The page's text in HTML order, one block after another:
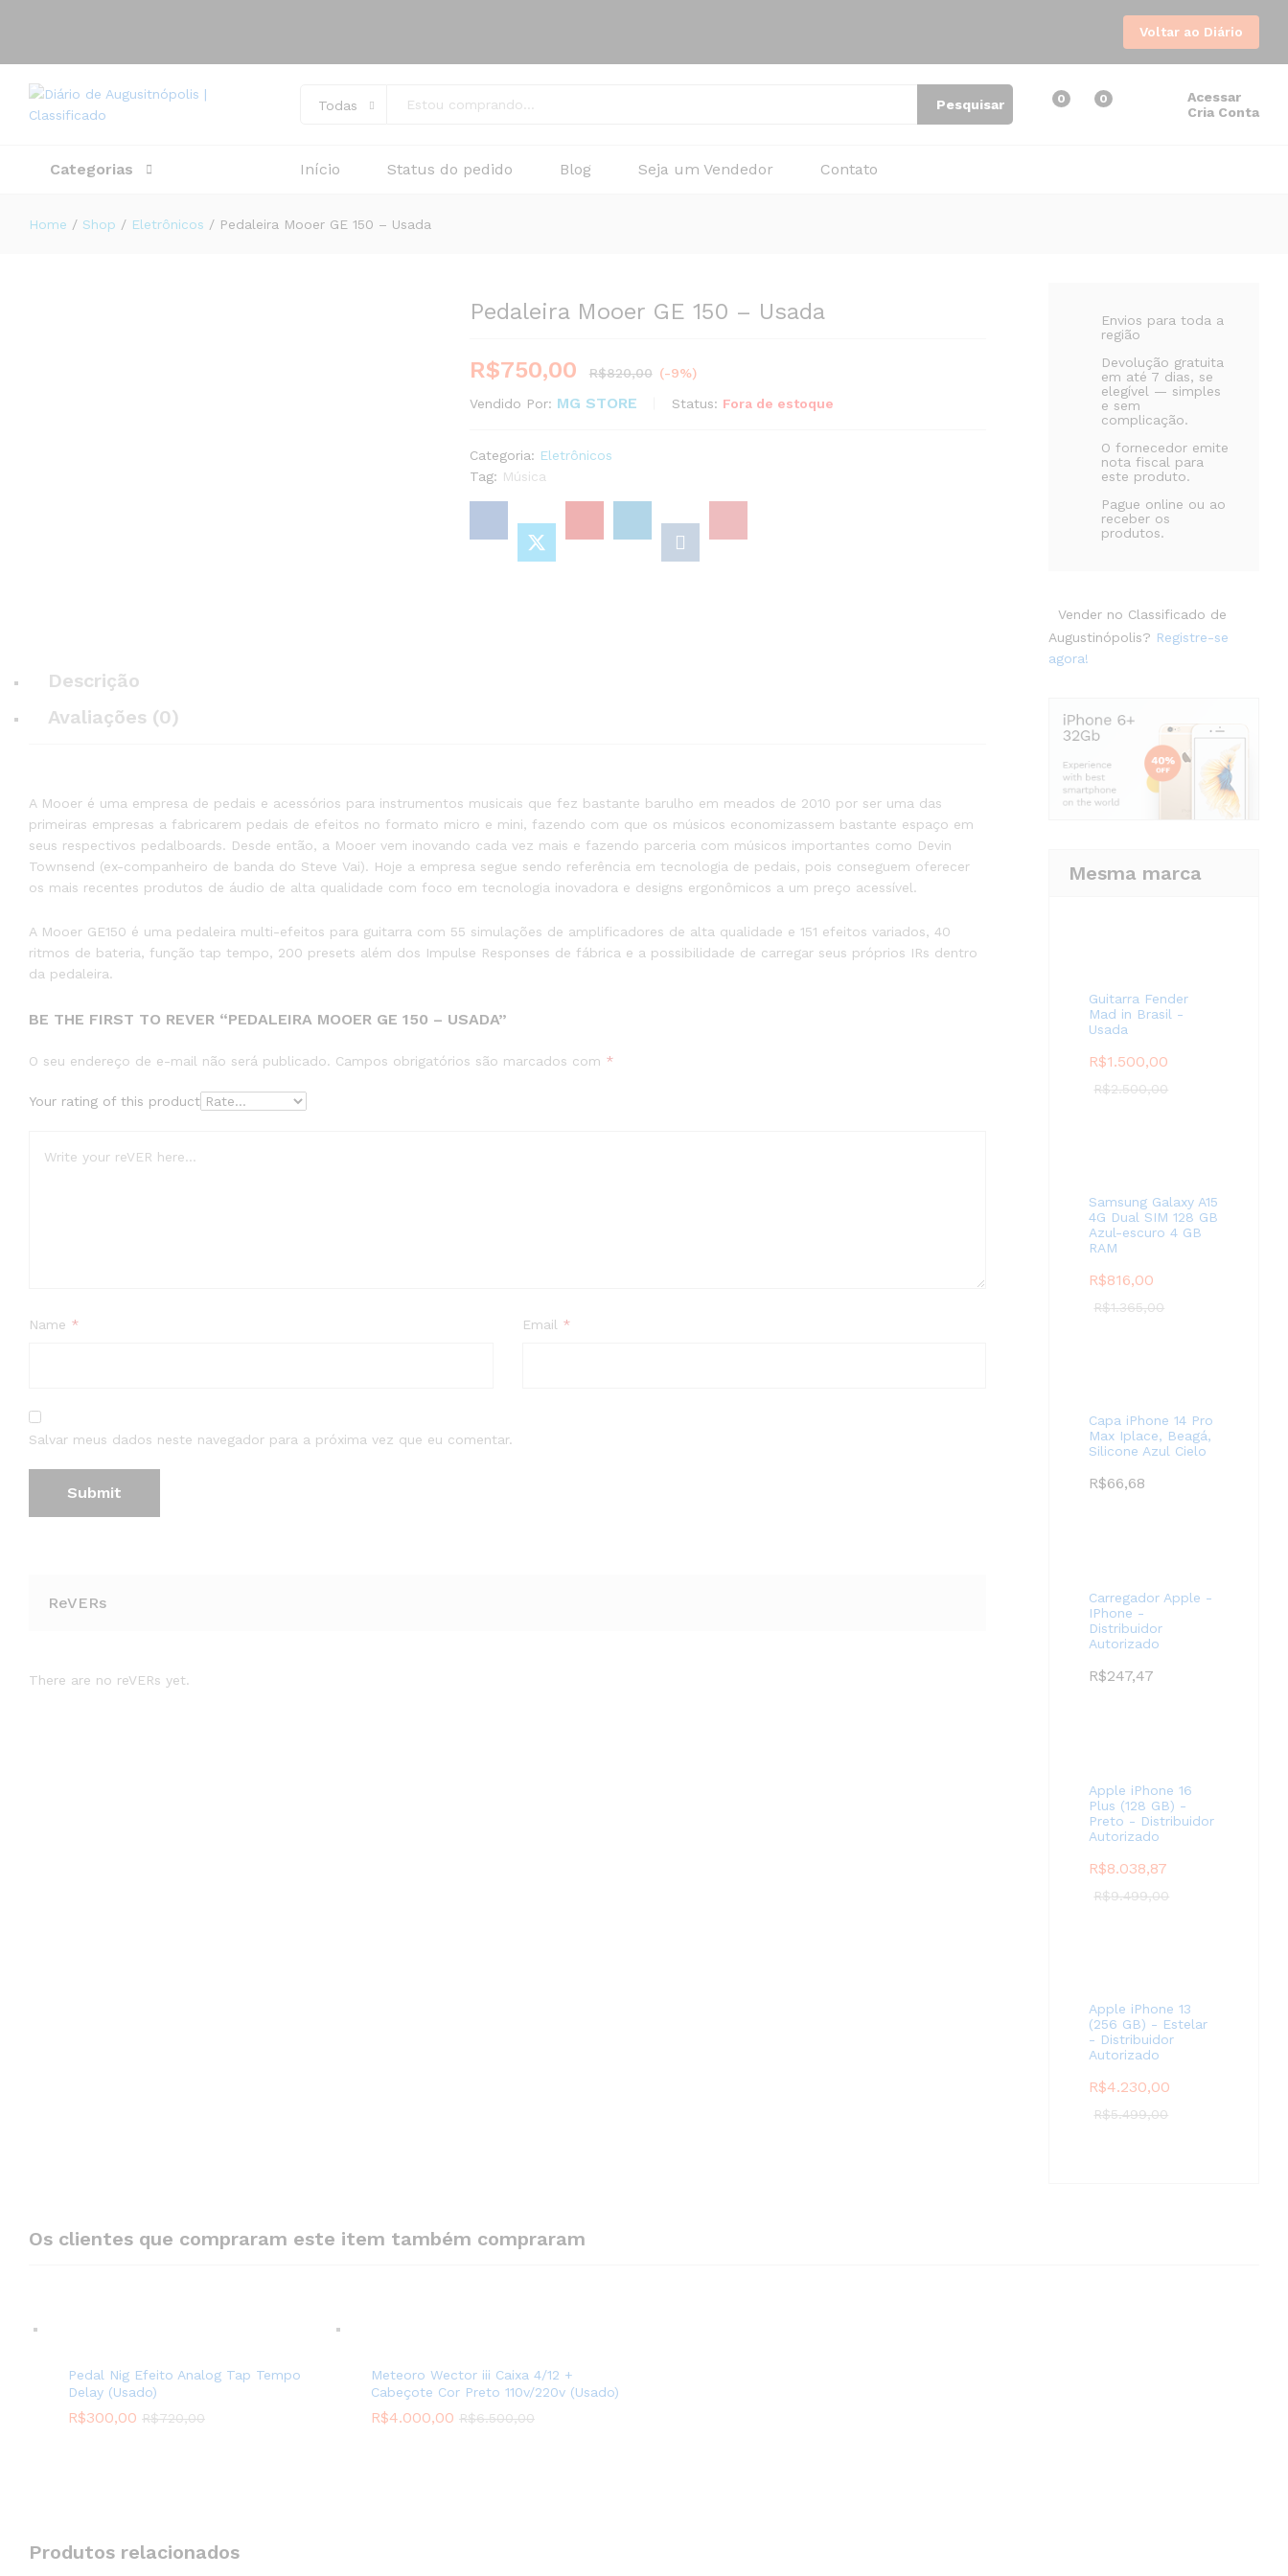
Voltar ao Diário
Todas Pesquisar 0 0
Acessar
Cria Conta
Categorias Início Status do pedido Blog Seja um Vendedor Contato
Home / Shop / Eletrônicos / Pedaleira Mooer GE 150 – Usada
Pedaleira Mooer GE 150 – Usada
R$750,00 R$820,00 (-9%)
Vendido Por: MG STORE Status: Fora de estoque
Categoria: Eletrônicos
Tag: Música
Descrição
Avaliações (0)
A Mooer é uma empresa de pedais e acessórios para instrumentos musicais que fez bastante barulho em meados de 2010 por ser uma das
primeiras empresas a fabricarem pedais de efeitos no formato micro e mini, fazendo com que os músicos economizassem bastante espaço em
seus respectivos pedalboards. Desde então, a Mooer vem inovando cada vez mais e fazendo parceria com músicos importantes como Devin
Townsend (ex-companheiro de banda do Steve Vai). Hoje a empresa segue sendo referência em tecnologia de pedais, pois conseguem oferecer
os mais recentes produtos de áudio de alta qualidade com foco em tecnologia inovadora e designs ergonômicos a um preço acessível.
A Mooer GE150 é uma pedaleira multi-efeitos para guitarra com 55 simulações de amplificadores de alta qualidade e 151 efeitos variados, 40
ritmos de bateria, função tap tempo, 200 presets além dos Impulse Responses de fábrica e a possibilidade de carregar seus próprios IRs dentro
da pedaleira.
BE THE FIRST TO REVER “PEDALEIRA MOOER GE 150 – USADA”
O seu endereço de e-mail não será publicado. Campos obrigatórios são marcados com *
Your rating of this product
Name * Email *
Salvar meus dados neste navegador para a próxima vez que eu comentar.
ReVERs
There are no reVERs yet.
Envios para toda a
região
Devolução gratuita
em até 7 dias, se
elegível — simples
e sem
complicação.
O fornecedor emite
nota fiscal para
este produto.
Pague online ou ao
receber os
produtos.
Vender no Classificado de
Augustinópolis? Registre-se
agora!
Mesma marca
Guitarra Fender
Mad in Brasil -
Usada
R$1.500,00
R$2.500,00
Samsung Galaxy A15
4G Dual SIM 128 GB
Azul-escuro 4 GB
RAM
R$816,00
R$1.365,00
Capa iPhone 14 Pro
Max Iplace, Beagá,
Silicone Azul Cielo
R$66,68
Carregador Apple -
IPhone -
Distribuidor
Autorizado
R$247,47
Apple iPhone 16
Plus (128 GB) -
Preto - Distribuidor
Autorizado
R$8.038,87
R$9.499,00
Apple iPhone 13
(256 GB) - Estelar
- Distribuidor
Autorizado
R$4.230,00
R$5.499,00
Os clientes que compraram este item também compraram
Pedal Nig Efeito Analog Tap Tempo
Delay (Usado)
R$300,00 R$720,00
Meteoro Wector iii Caixa 4/12 +
Cabeçote Cor Preto 110v/220v (Usado)
R$4.000,00 R$6.500,00
Produtos relacionados
R$820,00